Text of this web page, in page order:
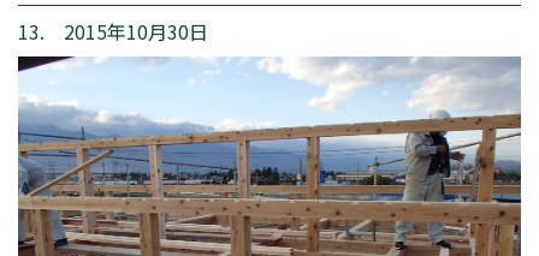
13. 2015年10月30日